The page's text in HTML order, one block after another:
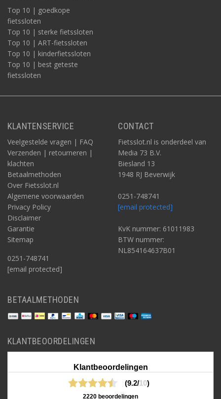
Top 10 | goedkope
fietssloten
Top 10 | sterke fietssloten
Top 10 | ART-fietssloten
Top 10 | kinderfietssloten
Top 10 | best geteste
fietssloten
KLANTENSERVICE
Veelgestelde vragen | FAQ
Verzenden | retourneren |
klachten
Betaalmethoden
Over Fietsslot.nl
Algemene voorwaarden
Privacy Policy
Disclaimer
Garantie
Sitemap
0251-748741
[email protected]
CONTACT
Fietsslot.nl is onderdeel van
Media 73 B.V.
Biesland 13
1948 RJ Beverwijk
0251-748741
[email protected]
KvK nummer: 61011983
BTW nummer:
NL854164637B01
BETAALMETHODEN
KLANTBEOORDELINGEN
Klantbeoordelingen
(9.2/10)
2220 beoordelingen